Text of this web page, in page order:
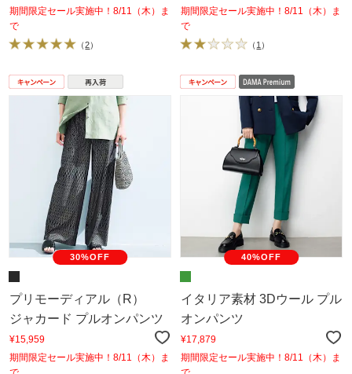
期間限定セール実施中！8/11（木）ま
で
（2）
期間限定セール実施中！8/11（木）ま
で
（ 1 ）
30%OFF
プリモーディアル（R）
ジャカード プルオンパンツ
¥15,959
期間限定セール実施中！8/11（木）ま
40%OFF
イタリア素材 3Dウール プル
オンパンツ
¥17,879
期間限定セール実施中！8/11（木）ま